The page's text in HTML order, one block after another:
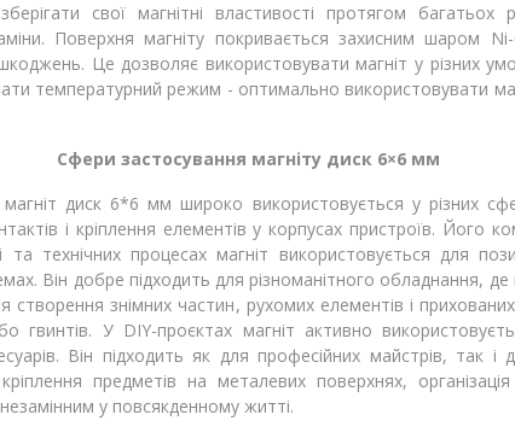
свої магнітні властивості протягом
Поверхня магніту покривається захисним шаром Ni-
Це дозволяє використовувати магніт у різних
температурний режим - оптимально використовувати
Сфери застосування магніту диск 6×6 мм
диск 6*6 мм широко використовується у різних
і кріплення елементів у корпусах пристроїв. Його
технічних процесах магніт використовується для
Він добре підходить для різноманітного обладнання, де
знімних частин, рухомих елементів і прихованих
гвинтів. У DIY-проєктах магніт активно
Він підходить як для професійних майстрів, так і
предметів на металевих поверхнях,
у повсякденному житті.